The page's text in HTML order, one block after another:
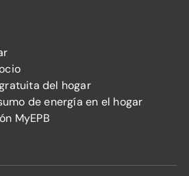
del hogar
de energía en el hogar
MyEPB